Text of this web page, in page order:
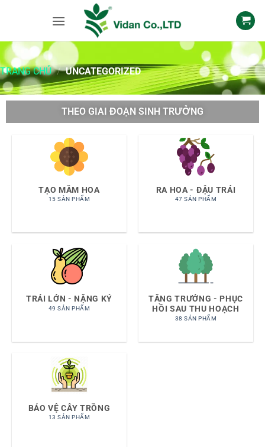
TRANG CHỦ / UNCATEGORIZED
THEO GIAI ĐOẠN SINH TRƯỞNG
TẠO MẦM HOA
15 SẢN PHẨM
RA HOA - ĐẬU TRÁI
47 SẢN PHẨM
TRÁI LỚN - NẶNG KÝ
49 SẢN PHẨM
TĂNG TRƯỞNG - PHỤC
HỒI SAU THU HOẠCH
38 SẢN PHẨM
BẢO VỆ CÂY TRỒNG
13 SẢN PHẨM